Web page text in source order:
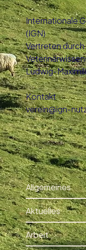
Internationale
(IGN)
Vertreten
Ludwig-
Kontakt
verein@ign-
Allgemeines
Aktuelles
Arbeit